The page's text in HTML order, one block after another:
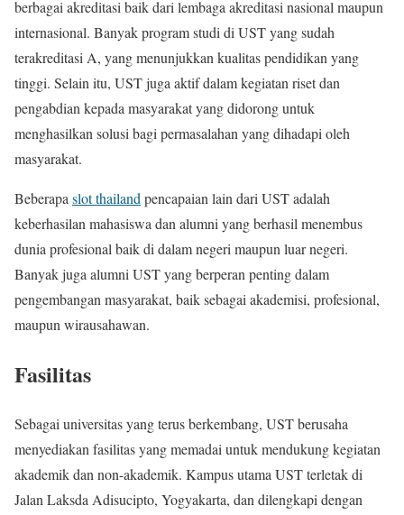
berbagai akreditasi baik dari lembaga akreditasi nasional maupun
internasional. Banyak program studi di UST yang sudah
terakreditasi A, yang menunjukkan kualitas pendidikan yang
tinggi. Selain itu, UST juga aktif dalam kegiatan riset dan
pengabdian kepada masyarakat yang didorong untuk
menghasilkan solusi bagi permasalahan yang dihadapi oleh
masyarakat.
Beberapa slot thailand pencapaian lain dari UST adalah
keberhasilan mahasiswa dan alumni yang berhasil menembus
dunia profesional baik di dalam negeri maupun luar negeri.
Banyak juga alumni UST yang berperan penting dalam
pengembangan masyarakat, baik sebagai akademisi, profesional,
maupun wirausahawan.
Fasilitas
Sebagai universitas yang terus berkembang, UST berusaha
menyediakan fasilitas yang memadai untuk mendukung kegiatan
akademik dan non-akademik. Kampus utama UST terletak di
Jalan Laksda Adisucipto, Yogyakarta, dan dilengkapi dengan